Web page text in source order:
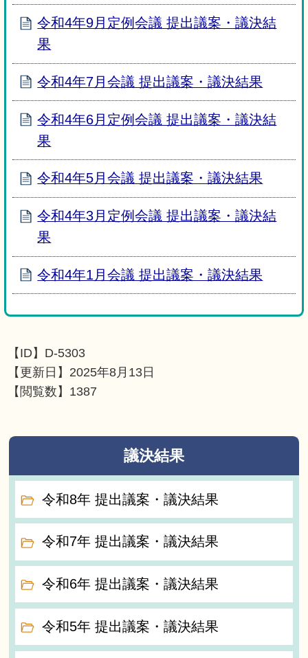
令和4年9月定例会議 提出議案・議決結
果
令和4年7月会議 提出議案・議決結果
令和4年6月定例会議 提出議案・議決結
果
令和4年5月会議 提出議案・議決結果
令和4年3月定例会議 提出議案・議決結
果
令和4年1月会議 提出議案・議決結果
【ID】 D-5303
【更新日】 2025年8月13日
【閲覧数】 1387
議決結果
令和8年 提出議案・議決結果
令和7年 提出議案・議決結果
令和6年 提出議案・議決結果
令和5年 提出議案・議決結果